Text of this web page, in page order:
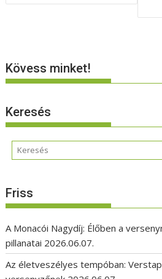
Kövess minket!
Keresés
Friss
A Monacói Nagydíj: Élőben a
pillanatai 2026.06.07.
Az életveszélyes tempóban: